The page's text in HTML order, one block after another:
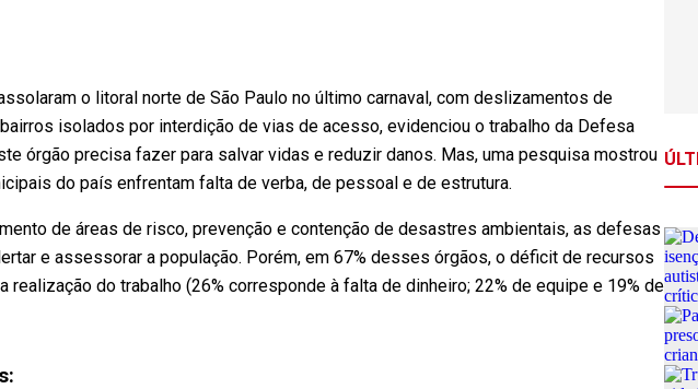
o litoral norte de São Paulo no último carnaval, com deslizamentos de
isolados por interdição de vias de acesso, evidenciou o trabalho da Defesa
órgão precisa fazer para salvar vidas e reduzir danos. Mas, uma pesquisa mostrou
do país enfrentam falta de verba, de pessoal e de estrutura.
de áreas de risco, prevenção e contenção de desastres ambientais, as defesas
e assessorar a população. Porém, em 67% desses órgãos, o déficit de recursos
realização do trabalho (26% corresponde à falta de dinheiro; 22% de equipe e 19% de